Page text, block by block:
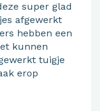
super glad
afgewerkt
hebben een
kunnen
tuigje
erop